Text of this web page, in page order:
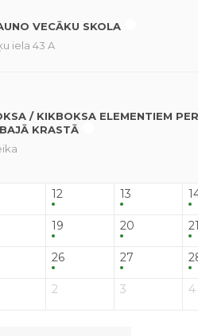
VECĀKU SKOLA
iela 43 A
/ KIKBOKSA ELEMENTIEM
KRASTĀ
12 13
19 20
26 27
2 3 4